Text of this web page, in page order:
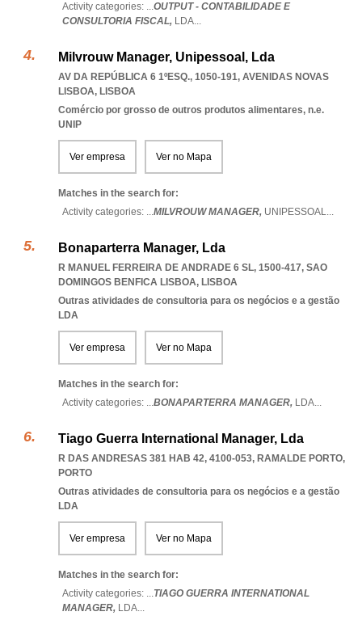
Activity categories: ...OUTPUT - CONTABILIDADE E
CONSULTORIA FISCAL, LDA...
Milvrouw Manager, Unipessoal, Lda
AV DA REPÚBLICA 6 1ºESQ., 1050-191, AVENIDAS NOVAS
LISBOA, LISBOA
Comércio por grosso de outros produtos alimentares, n.e.
UNIP
Ver empresa Ver no Mapa
Matches in the search for:
Activity categories: ...MILVROUW MANAGER, UNIPESSOAL...
Bonaparterra Manager, Lda
R MANUEL FERREIRA DE ANDRADE 6 SL, 1500-417, SAO
DOMINGOS BENFICA LISBOA, LISBOA
Outras atividades de consultoria para os negócios e a gestão
LDA
Ver empresa Ver no Mapa
Matches in the search for:
Activity categories: ...BONAPARTERRA MANAGER, LDA...
Tiago Guerra International Manager, Lda
R DAS ANDRESAS 381 HAB 42, 4100-053, RAMALDE PORTO,
PORTO
Outras atividades de consultoria para os negócios e a gestão
LDA
Ver empresa Ver no Mapa
Matches in the search for:
Activity categories: ...TIAGO GUERRA INTERNATIONAL
MANAGER, LDA...